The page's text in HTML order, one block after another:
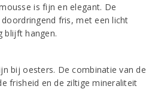
is fijn en elegant. De
fris, met een licht
blijft hangen.
bij oesters. De combinatie van de
frisheid en de ziltige mineraliteit